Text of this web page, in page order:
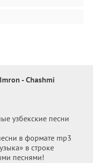
- Chashmi
узбекские песни
в формате mp3
в строке
песнями!